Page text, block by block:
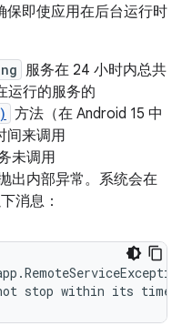
保即使应用在后台运行时
服务在 24 小时内总共
运行的服务的
方法（在 Android 15 中
间来调用
未调用
出内部异常。系统会在
消息：